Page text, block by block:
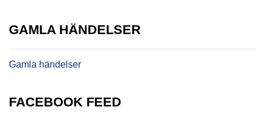
GAMLA HÄNDELSER
Gamla händelser
FACEBOOK FEED